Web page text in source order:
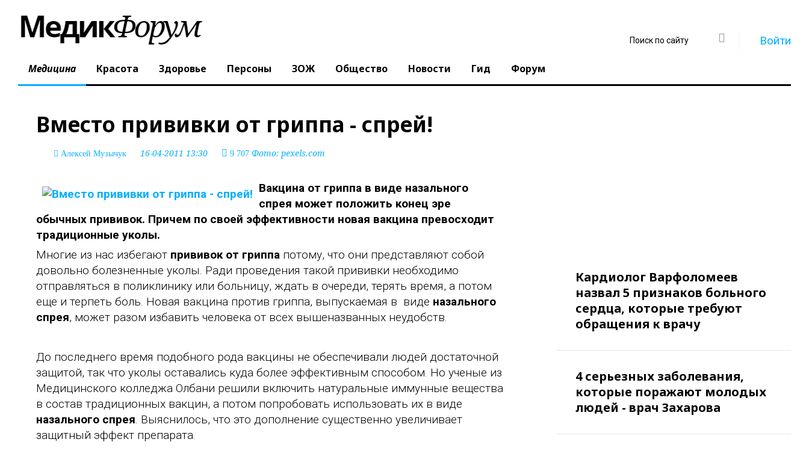
Войти
Медицина Красота Здоровье Персоны ЗОЖ Общество Новости Гид Форум
Вместо прививки от гриппа - спрей!
Алексей Музычук 16-04-2011 13:30 9 707 Фото: pexels.com
Вакцина от гриппа в виде назального
спрея может положить конец эре
обычных прививок. Причем по своей эффективности новая вакцина превосходит
традиционные уколы.
Многие из нас избегают прививок от гриппа потому, что они представляют собой
довольно болезненные уколы. Ради проведения такой прививки необходимо
отправляться в поликлинику или больницу, ждать в очереди, терять время, а потом
еще и терпеть боль. Новая вакцина против гриппа, выпускаемая в виде назального
спрея, может разом избавить человека от всех вышеназванных неудобств.
До последнего время подобного рода вакцины не обеспечивали людей достаточной
защитой, так что уколы оставались куда более эффективным способом. Но ученые из
Медицинского колледжа Олбани решили включить натуральные иммунные вещества
в состав традиционных вакцин, а потом попробовать использовать их в виде
назального спрея. Выяснилось, что это дополнение существенно увеличивает
защитный эффект препарата.
Кардиолог Варфоломеев
назвал 5 признаков больного
сердца, которые требуют
обращения к врачу
4 серьезных заболевания,
которые поражают молодых
людей - врач Захарова